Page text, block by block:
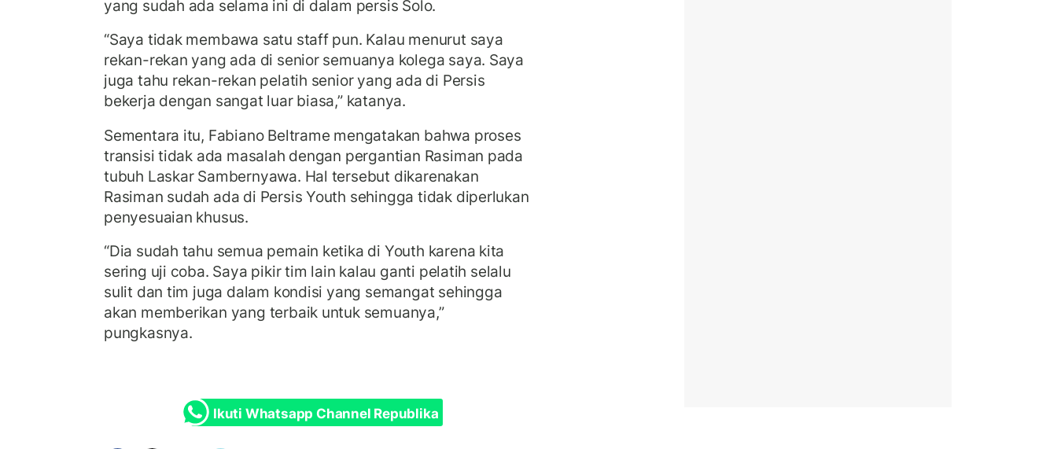
yang sudah ada selama ini di dalam persis Solo.
“Saya tidak membawa satu staff pun. Kalau menurut saya
rekan-rekan yang ada di senior semuanya kolega saya. Saya
juga tahu rekan-rekan pelatih senior yang ada di Persis
bekerja dengan sangat luar biasa,” katanya.
Sementara itu, Fabiano Beltrame mengatakan bahwa proses
transisi tidak ada masalah dengan pergantian Rasiman pada
tubuh Laskar Sambernyawa. Hal tersebut dikarenakan
Rasiman sudah ada di Persis Youth sehingga tidak diperlukan
penyesuaian khusus.
“Dia sudah tahu semua pemain ketika di Youth karena kita
sering uji coba. Saya pikir tim lain kalau ganti pelatih selalu
sulit dan tim juga dalam kondisi yang semangat sehingga
akan memberikan yang terbaik untuk semuanya,”
pungkasnya.
Ikuti Whatsapp Channel Republika